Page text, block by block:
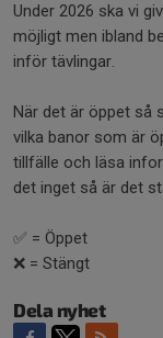
Under 2026 ska vi
möjligt men ibland
inför tävlingar.
När det är öppet så
vilka banor som är
tillfälle och läsa
det inget så är det
✅️ = Öppet
❌️ = Stängt
Dela nyhet